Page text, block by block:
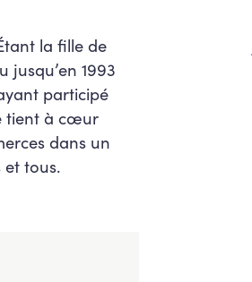
la fille de
jusqu’en 1993
participé
tient à cœur
dans un
tous.